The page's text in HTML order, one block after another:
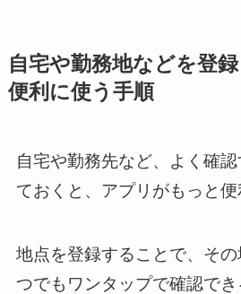
自宅や勤務地などを登
便利に使う手順
自宅や勤務先など、よく確
ておくと、アプリがもっと便
地点を登録することで、そ
つでもワンタップで確認で